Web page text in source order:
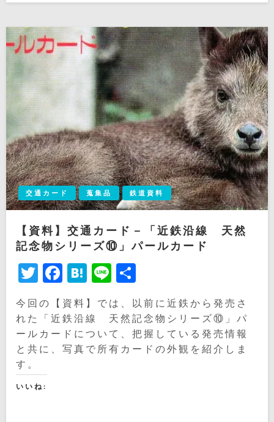
日:
交通カード 蒐集品 鉄道資料
【資料】交通カード－「近鉄沿線 天然
記念物シリーズ⑩」パールカード
Twitter
Facebook
Hatena
Line
有
今回の【資料】では、以前に近鉄から発売さ
れた「近鉄沿線 天然記念物シリーズ⑩」パ
ールカードについて、把握している発売情報
と共に、写真で所有カードの外観を紹介しま
す。
いいね: